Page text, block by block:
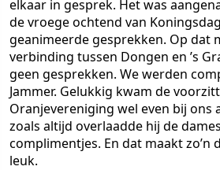
elkaar in gesprek. Het was
de vroege ochtend van
geanimeerde gesprekken. Op dat
verbinding tussen Dongen en ’s
geen gesprekken. We werden
Jammer. Gelukkig kwam de
Oranjevereniging wel even bij ons
zoals altijd overlaadde hij de
complimentjes. En dat maakt zo’n
leuk.